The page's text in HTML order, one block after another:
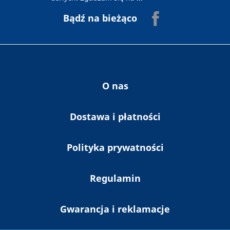
mail Newslettera firmy Ab-Bis oraz innych
publikacji i informaji zawierających reklamy
r. i ustawy z dnia 10 maja 2018 r. o ochronie
Bądź na bieżąco
O nas
Dostawa i płatności
Polityka prywatności
Regulamin
Gwarancja i reklamacje